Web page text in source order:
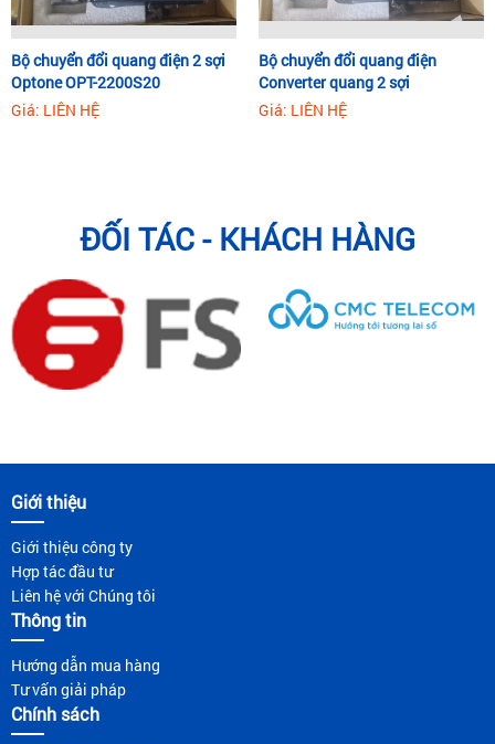
Bộ chuyển đổi quang điện 2 sợi
Optone OPT-2200S20
Giá: LIÊN HỆ
Bộ chuyển đổi quang điện
Converter quang 2 sợi
multimode Optone 10/100/1000
Giá: LIÊN HỆ
ĐỐI TÁC - KHÁCH HÀNG
Giới thiệu
Giới thiệu công ty
Hợp tác đầu tư
Liên hệ với Chúng tôi
Thông tin
Hướng dẫn mua hàng
Tư vấn giải pháp
Chính sách